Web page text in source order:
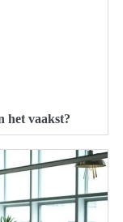
het vaakst?